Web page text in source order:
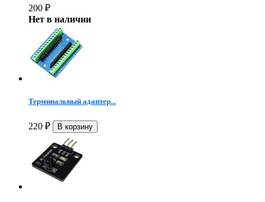
200 ₽
Нет в наличии
Терминальный адаптер...
220 ₽